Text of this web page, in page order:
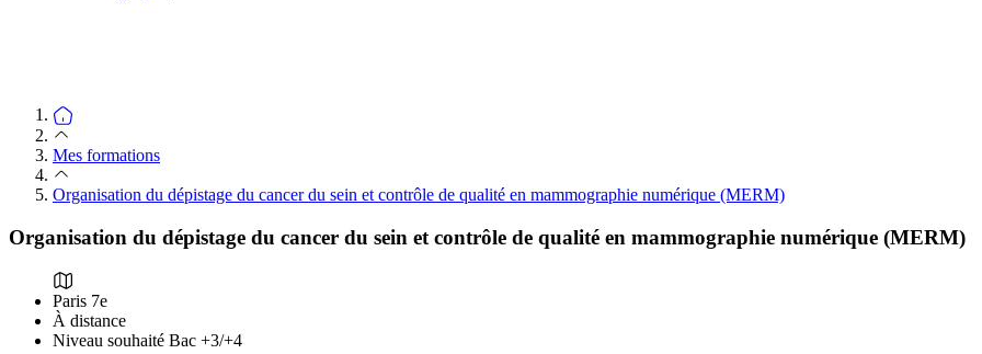
Mes formations
Organisation du dépistage du cancer du sein et contrôle de qualité en mammographie numérique (MERM)
Organisation du dépistage du cancer du sein et contrôle de qualité en mammographie numérique (MERM)
Paris 7e
À distance
Niveau souhaité Bac +3/+4